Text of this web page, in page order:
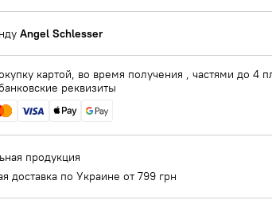
Angel Schlesser
картой, во время получения , частями до 4
реквизиты
продукция
доставка по Украине от 799 грн